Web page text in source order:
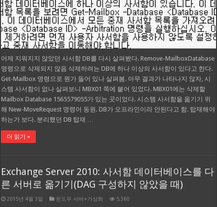
어제 지워지지 않았던 사서함 DB를 다시 살펴봤다. Remove-MailboxDatabase
명령으로 삭제되지 않음 삭제하려는 DB에 하나 이상의 사서함이 있다고 한다.
Get-Mailbox 명령으로 뭔가 들어 있나 살펴봄. 아무 결과가 나타나지 않자, 시
스템 사서함이 없나 살펴보니 MBX01 쪽에 붙어 있었다. MBX01에는 삭제할
Mailbox Database 1565579055가 있는 곳이었다. 시스템 사서함을 옮기기 위
해 New-MoveRequest 명령어 동원. DB가 오프라인이라 안된다고 함. 탑재해야
하는가 보다. 분리했던 DB 탑재 …
더 읽기 »
Exchange Server 2010: 사서함 데이터베이스를 다
른 서버로 옮기기(DAG 구성하지 않았을 때)
2015년 4월 3일 윈도우 서버+가상화 5,360